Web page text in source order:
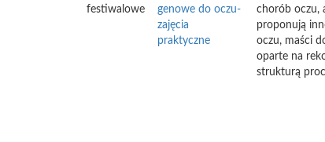
festiwalowe
genowe do oczu-
zajęcia
praktyczne
chorób oczu,
proponują
oczu, maści
oparte na
strukturą